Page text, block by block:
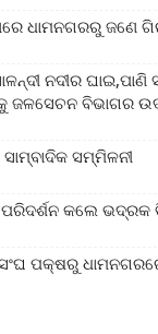
ଧାମନଗରରୁ ଜଣେ
ନଦୀର
ଜଳସେଚନ ବିଭାଗର
ସମ୍ମିଳନୀ
କଲେ ଭଦ୍ରକ
ପକ୍ଷରୁ